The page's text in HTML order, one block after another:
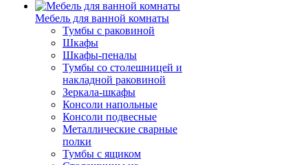
Мебель для ванной комнаты
Тумбы с раковиной
Шкафы
Шкафы-пеналы
Тумбы со столешницей и
накладной раковиной
Зеркала-шкафы
Консоли напольные
Консоли подвесные
Металлические сварные
полки
Тумбы с ящиком